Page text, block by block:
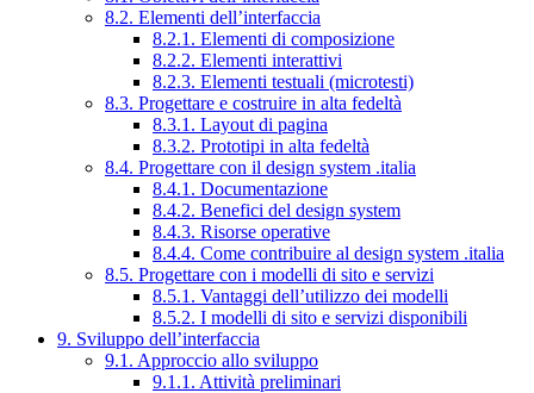
8.2. Elementi dell’interfaccia
8.2.1. Elementi di composizione
8.2.2. Elementi interattivi
8.2.3. Elementi testuali (microtesti)
8.3. Progettare e costruire in alta fedeltà
8.3.1. Layout di pagina
8.3.2. Prototipi in alta fedeltà
8.4. Progettare con il design system .italia
8.4.1. Documentazione
8.4.2. Benefici del design system
8.4.3. Risorse operative
8.4.4. Come contribuire al design system .italia
8.5. Progettare con i modelli di sito e servizi
8.5.1. Vantaggi dell’utilizzo dei modelli
8.5.2. I modelli di sito e servizi disponibili
9. Sviluppo dell’interfaccia
9.1. Approccio allo sviluppo
9.1.1. Attività preliminari